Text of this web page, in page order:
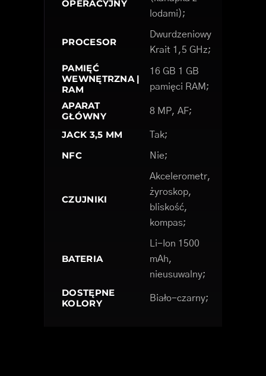
OPERACYJNY
lodami);
PROCESOR
Dwurdzeniowy
Krait 1,5 GHz;
PAMIĘĆ
WEWNĘTRZNA |
RAM
16 GB 1 GB
pamięci RAM;
APARAT
GŁÓWNY
8 MP, AF;
JACK 3,5 MM Tak;
NFC Nie;
CZUJNIKI
Akcelerometr,
żyroskop,
bliskość,
kompas;
BATERIA
Li-Ion 1500
mAh,
nieusuwalny;
DOSTĘPNE
KOLORY
Biało-czarny;